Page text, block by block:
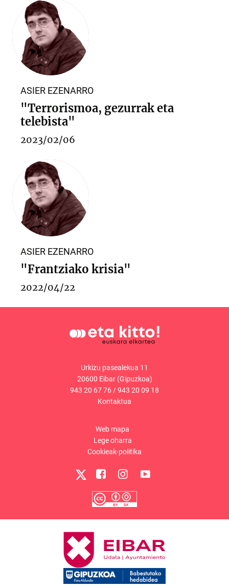
ASIER EZENARRO
"Terrorismoa, gezurrak eta
telebista"
2023/02/06
ASIER EZENARRO
"Frantziako krisia"
2022/04/22
Urkizu pasealekua 11
20600 Eibar (Gipuzkoa)
943 20 67 76 /943 20 09 18
Kontaktua
Web mapa
Lege oharra
Cookieak-politika